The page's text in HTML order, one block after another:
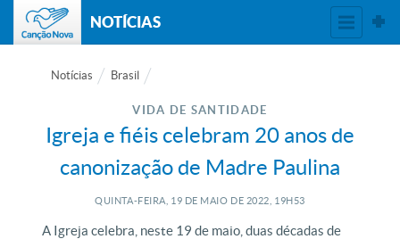
NOTÍCIAS
Notícias Brasil
VIDA DE SANTIDADE
Igreja e fiéis celebram 20 anos de
canonização de Madre Paulina
QUINTA-FEIRA, 19 DE MAIO DE 2022, 19H53
A Igreja celebra, neste 19 de maio, duas décadas de